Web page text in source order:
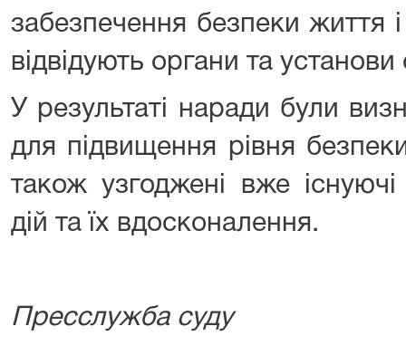
забезпечення безпеки життя
відвідують органи та
У результаті наради були
для підвищення рівня безпеки
також узгоджені вже існуючі
дій та їх вдосконалення.
Пресслужба суду